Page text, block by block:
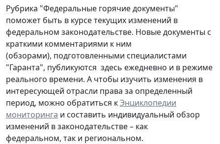
Рубрика "Федеральные горячие документы"
поможет быть в курсе текущих изменений в
федеральном законодательстве. Новые документы с
краткими комментариями к ним
(обзорами), подготовленными специалистами
"Гаранта", публикуются здесь ежедневно и в режиме
реального времени. А чтобы изучить изменения в
интересующей отрасли права за определенный
период, можно обратиться кЭнциклопедии
мониторинга и составить индивидуальный обзор
изменений в законодательстве – как
федеральном, так и региональном.